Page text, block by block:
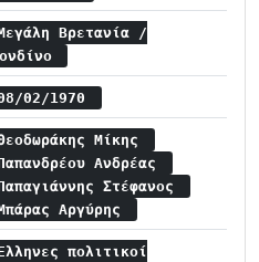
Βρετανία /
02/1970
Μίκης
Ανδρέας
Στέφανος
Αργύρης
πολιτικοί